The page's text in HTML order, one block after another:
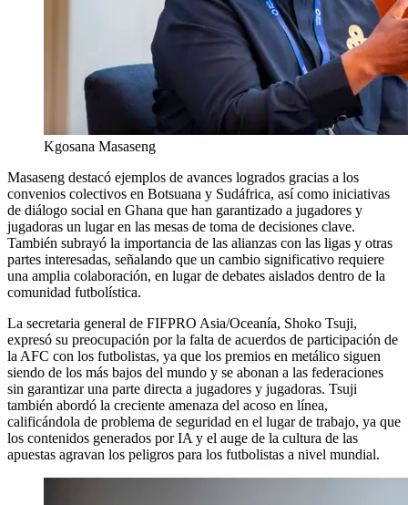
Kgosana Masaseng
Masaseng destacó ejemplos de avances logrados gracias a los
convenios colectivos en Botsuana y Sudáfrica, así como iniciativas
de diálogo social en Ghana que han garantizado a jugadores y
jugadoras un lugar en las mesas de toma de decisiones clave.
También subrayó la importancia de las alianzas con las ligas y otras
partes interesadas, señalando que un cambio significativo requiere
una amplia colaboración, en lugar de debates aislados dentro de la
comunidad futbolística.
La secretaria general de FIFPRO Asia/Oceanía, Shoko Tsuji,
expresó su preocupación por la falta de acuerdos de participación de
la AFC con los futbolistas, ya que los premios en metálico siguen
siendo de los más bajos del mundo y se abonan a las federaciones
sin garantizar una parte directa a jugadores y jugadoras. Tsuji
también abordó la creciente amenaza del acoso en línea,
calificándola de problema de seguridad en el lugar de trabajo, ya que
los contenidos generados por IA y el auge de la cultura de las
apuestas agravan los peligros para los futbolistas a nivel mundial.